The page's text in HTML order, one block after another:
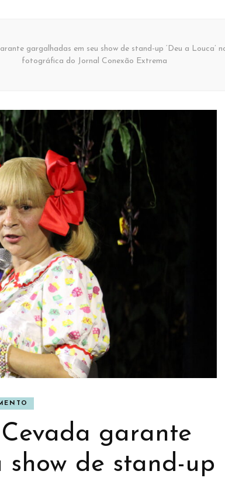
gargalhadas em seu show de stand-up ‘Deu a Louca’
fotográfica do Jornal Conexão Extrema
garante
de stand-up